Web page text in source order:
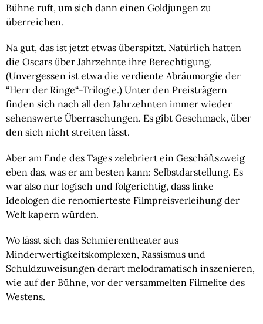
Bühne ruft, um sich dann einen Goldjungen zu
überreichen.
Na gut, das ist jetzt etwas überspitzt. Natürlich hatten
die Oscars über Jahrzehnte ihre Berechtigung.
(Unvergessen ist etwa die verdiente Abräumorgie der
“Herr der Ringe“-Trilogie.) Unter den Preisträgern
finden sich nach all den Jahrzehnten immer wieder
sehenswerte Überraschungen. Es gibt Geschmack, über
den sich nicht streiten lässt.
Aber am Ende des Tages zelebriert ein Geschäftszweig
eben das, was er am besten kann: Selbstdarstellung. Es
war also nur logisch und folgerichtig, dass linke
Ideologen die renomierteste Filmpreisverleihung der
Welt kapern würden.
Wo lässt sich das Schmierentheater aus
Minderwertigkeitskomplexen, Rassismus und
Schuldzuweisungen derart melodramatisch inszenieren,
wie auf der Bühne, vor der versammelten Filmelite des
Westens.